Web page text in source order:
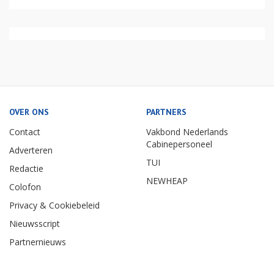
OVER ONS
Contact
Adverteren
Redactie
Colofon
Privacy & Cookiebeleid
Nieuwsscript
Partnernieuws
PARTNERS
Vakbond Nederlands
Cabinepersoneel
TUI
NEWHEAP